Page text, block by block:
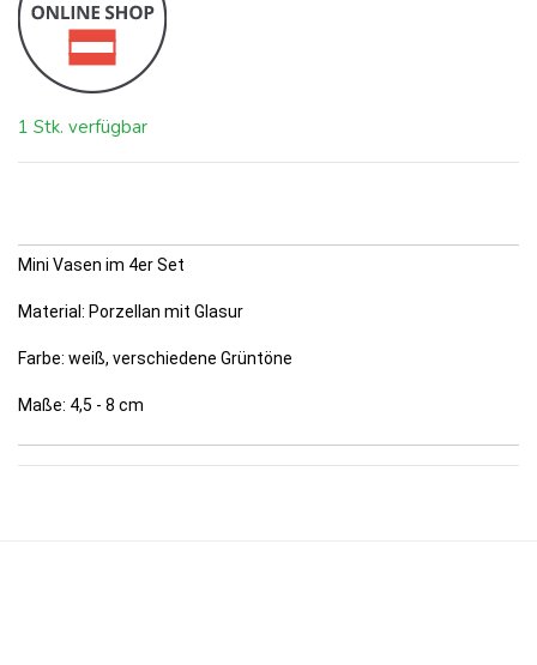
1 Stk. verfügbar
Mini Vasen im 4er Set
Material: Porzellan mit Glasur
Farbe: weiß, verschiedene Grüntöne
Maße: 4,5 - 8 cm